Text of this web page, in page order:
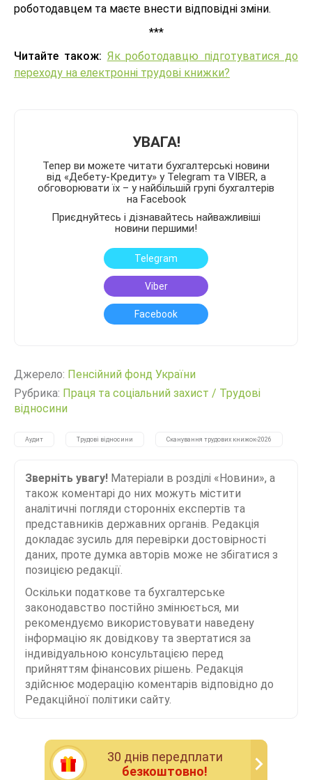
роботодавцем та маєте внести відповідні зміни.
***
Читайте також: Як роботодавцю підготуватися до
переходу на електронні трудові книжки?
УВАГА!
Тепер ви можете читати бухгалтерські новини
від «Дебету-Кредиту» у Telegram та VIBER, а
обговорювати їх – у найбільшій групі бухгалтерів
на Facebook
Приєднуйтесь і дізнавайтесь найважливіші
новини першими!
Telegram
Viber
Facebook
Джерело: Пенсійний фонд України
Рубрика: Праця та соціальний захист / Трудові
відносини
Аудит Трудові відносини Сканування трудових книжок-2026
Зверніть увагу! Матеріали в розділі «Новини», а
також коментарі до них можуть містити
аналітичні погляди сторонніх експертів та
представників державних органів. Редакція
докладає зусиль для перевірки достовірності
даних, проте думка авторів може не збігатися з
позицією редакції.
Оскільки податкове та бухгалтерське
законодавство постійно змінюється, ми
рекомендуємо використовувати наведену
інформацію як довідкову та звертатися за
індивідуальною консультацією перед
прийняттям фінансових рішень. Редакція
здійснює модерацію коментарів відповідно до
Редакційної політики сайту.
30 днiв передплати
безкоштовно!